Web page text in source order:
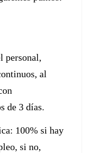
personal,
al
de 3 días.
100% si hay
si no,